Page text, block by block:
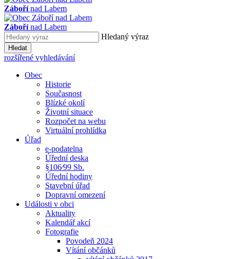
Zábořínad Labem
Zábořínad Labem
Hledaný výraz
Hledat
rozšířené vyhledávání
Obec
Historie
Současnost
Blízké okolí
Životní situace
Rozpočet na webu
Virtuální prohlídka
Úřad
e-podatelna
Úřední deska
§106⁄99 Sb.
Úřední hodiny
Stavební úřad
Dopravní omezení
Události v obci
Aktuality
Kalendář akcí
Fotografie
Povodeň 2024
Vítání občánků